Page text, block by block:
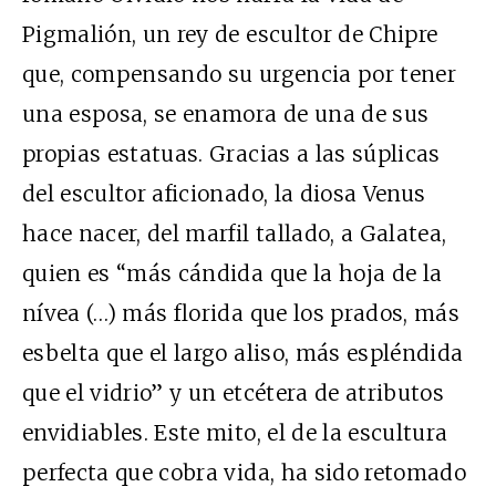
Pigmalión, un rey de escultor de Chipre
que, compensando su urgencia por tener
una esposa, se enamora de una de sus
propias estatuas. Gracias a las súplicas
del escultor aficionado, la diosa Venus
hace nacer, del marfil tallado, a Galatea,
quien es “más cándida que la hoja de la
nívea (…) más florida que los prados, más
esbelta que el largo aliso, más espléndida
que el vidrio” y un etcétera de atributos
envidiables. Este mito, el de la escultura
perfecta que cobra vida, ha sido retomado